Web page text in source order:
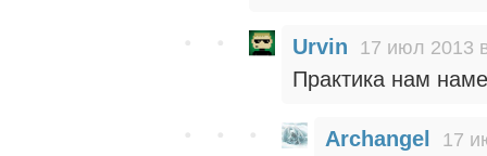
Urvin 17 июл 2013
Практика нам
Archangel 17